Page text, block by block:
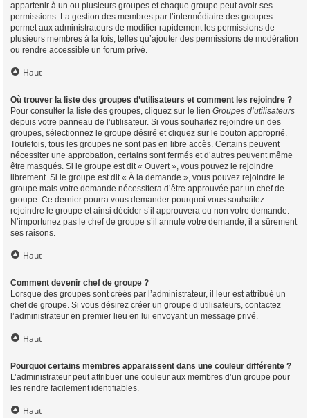
appartenir à un ou plusieurs groupes et chaque groupe peut avoir ses
permissions. La gestion des membres par l’intermédiaire des groupes
permet aux administrateurs de modifier rapidement les permissions de
plusieurs membres à la fois, telles qu’ajouter des permissions de modération
ou rendre accessible un forum privé.
Haut
Où trouver la liste des groupes d’utilisateurs et comment les rejoindre ?
Pour consulter la liste des groupes, cliquez sur le lien Groupes d’utilisateurs
depuis votre panneau de l’utilisateur. Si vous souhaitez rejoindre un des
groupes, sélectionnez le groupe désiré et cliquez sur le bouton approprié.
Toutefois, tous les groupes ne sont pas en libre accès. Certains peuvent
nécessiter une approbation, certains sont fermés et d’autres peuvent même
être masqués. Si le groupe est dit « Ouvert », vous pouvez le rejoindre
librement. Si le groupe est dit « À la demande », vous pouvez rejoindre le
groupe mais votre demande nécessitera d’être approuvée par un chef de
groupe. Ce dernier pourra vous demander pourquoi vous souhaitez
rejoindre le groupe et ainsi décider s’il approuvera ou non votre demande.
N’importunez pas le chef de groupe s’il annule votre demande, il a sûrement
ses raisons.
Haut
Comment devenir chef de groupe ?
Lorsque des groupes sont créés par l’administrateur, il leur est attribué un
chef de groupe. Si vous désirez créer un groupe d’utilisateurs, contactez
l’administrateur en premier lieu en lui envoyant un message privé.
Haut
Pourquoi certains membres apparaissent dans une couleur différente ?
L’administrateur peut attribuer une couleur aux membres d’un groupe pour
les rendre facilement identifiables.
Haut